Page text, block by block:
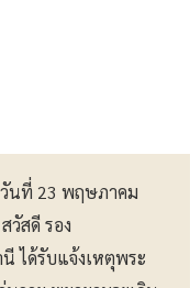
วันที่ 23 พฤษภาคม
วัสดี รอง
ได้รับแจ้งเหตุพระ